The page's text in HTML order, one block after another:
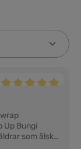
Up Bungi
som älskar